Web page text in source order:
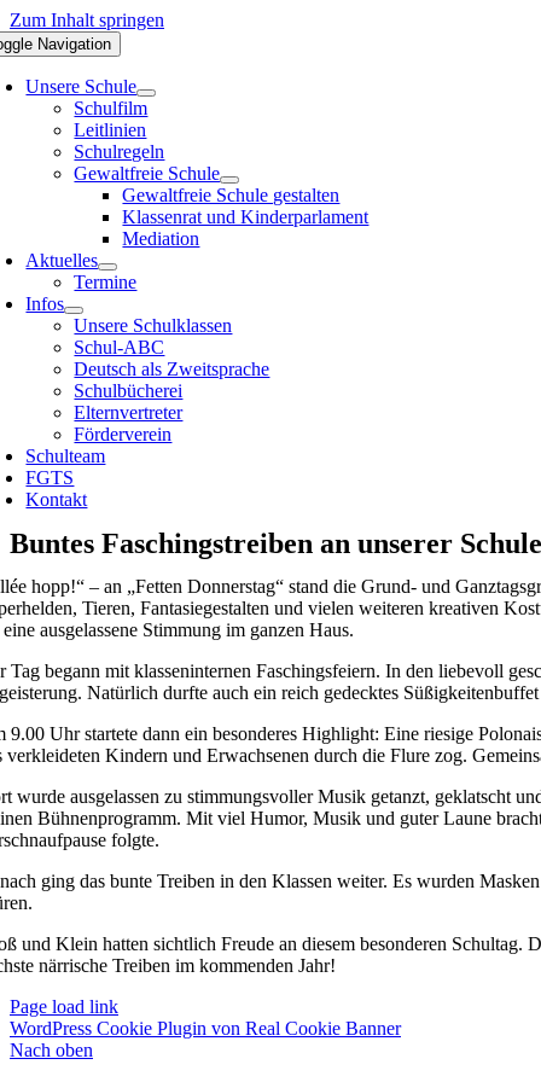
Zum Inhalt springen
Navigation
Unsere Schule
Schulfilm
Leitlinien
Schulregeln
Gewaltfreie Schule
Gewaltfreie Schule gestalten
Klassenrat und Kinderparlament
Mediation
Aktuelles
Termine
Infos
Unsere Schulklassen
Schul-ABC
Deutsch als Zweitsprache
Schulbücherei
Elternvertreter
Förderverein
Schulteam
FGTS
Kontakt
Buntes Faschingstreiben an unserer Schule
hopp!“ – an „Fetten Donnerstag“ stand die Grund- und
Tieren, Fantasiegestalten und vielen weiteren kreativen
ausgelassene Stimmung im ganzen Haus.
Tag begann mit klasseninternen Faschingsfeiern. In den liebevoll
Natürlich durfte auch ein reich gedecktes
9.00 Uhr startete dann ein besonderes Highlight: Eine riesige
verkleideten Kindern und Erwachsenen durch die Flure zog.
wurde ausgelassen zu stimmungsvoller Musik getanzt, geklatscht
Bühnenprogramm. Mit viel Humor, Musik und guter Laune
folgte.
ging das bunte Treiben in den Klassen weiter. Es wurden
und Klein hatten sichtlich Freude an diesem besonderen Schultag.
närrische Treiben im kommenden Jahr!
Page load link
WordPress Cookie Plugin von Real Cookie Banner
Nach oben